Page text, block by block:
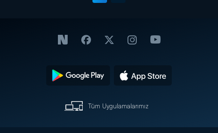
Tüm Uygulamalarımız